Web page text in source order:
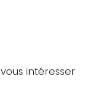
intéresser